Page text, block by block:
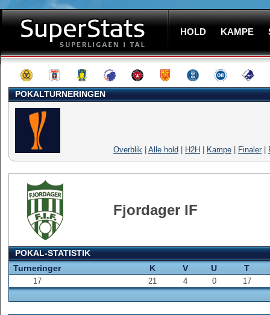
HOLD KAMPE
POKALTURNERINGEN
Overblik Alle hold H2H Kampe Finaler
Fjordager IF
POKAL-STATISTIK
Turneringer
K V U T
17 21 4 0 17